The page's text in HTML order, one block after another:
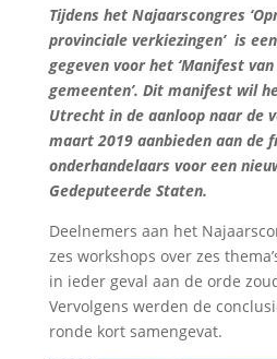
Tijdens het Najaarscongres
provinciale verkiezingen’ is
gegeven voor het ‘Manifest
gemeenten’. Dit manifest wil
Utrecht in de aanloop naar de
maart 2019 aanbieden aan de
onderhandelaars voor een
Gedeputeerde Staten.
Deelnemers aan het
zes workshops over zes
in ieder geval aan de orde
Vervolgens werden de
ronde kort samengevat.